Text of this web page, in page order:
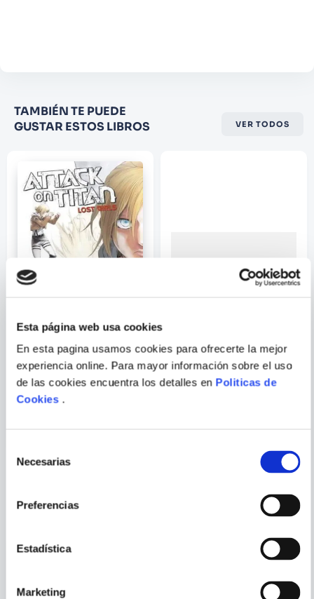
Esta página web usa cookies
En esta pagina usamos cookies para ofrecerte la mejor
experiencia online. Para mayor información sobre el uso
de las cookies encuentra los detalles en Politicas de
Cookies.
Necesarias
Preferencias
Estadística
Marketing
Califique el producto de 1 a 5
estrellas
Su nombre
Correo electrónico
ENVIAR
COMENTARIO
TAMBIÉN TE PUEDE
GUSTAR ESTOS LIBROS
VER TODOS
HAJIME ISAYAMA
ATTACK ON TITAN: LOST
GIRLS THE MANGA 1
WARCRAFT MAGO
VISTE
VER TODOS